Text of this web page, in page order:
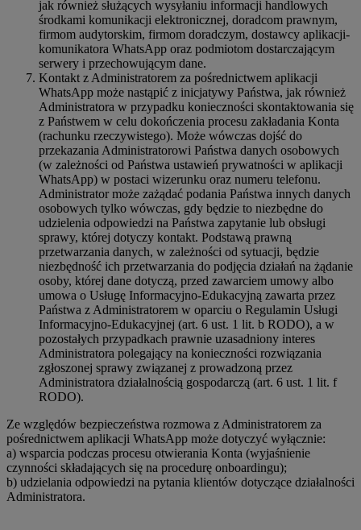
jak również służących wysyłaniu informacji handlowych
środkami komunikacji elektronicznej, doradcom prawnym,
firmom audytorskim, firmom doradczym, dostawcy aplikacji-
komunikatora WhatsApp oraz podmiotom dostarczającym
serwery i przechowującym dane.
Kontakt z Administratorem za pośrednictwem aplikacji
WhatsApp może nastąpić z inicjatywy Państwa, jak również
Administratora w przypadku konieczności skontaktowania się
z Państwem w celu dokończenia procesu zakładania Konta
(rachunku rzeczywistego). Może wówczas dojść do
przekazania Administratorowi Państwa danych osobowych
(w zależności od Państwa ustawień prywatności w aplikacji
WhatsApp) w postaci wizerunku oraz numeru telefonu.
Administrator może zażądać podania Państwa innych danych
osobowych tylko wówczas, gdy będzie to niezbędne do
udzielenia odpowiedzi na Państwa zapytanie lub obsługi
sprawy, której dotyczy kontakt. Podstawą prawną
przetwarzania danych, w zależności od sytuacji, będzie
niezbędność ich przetwarzania do podjęcia działań na żądanie
osoby, której dane dotyczą, przed zawarciem umowy albo
umowa o Usługę Informacyjno-Edukacyjną zawarta przez
Państwa z Administratorem w oparciu o Regulamin Usługi
Informacyjno-Edukacyjnej (art. 6 ust. 1 lit. b RODO), a w
pozostałych przypadkach prawnie uzasadniony interes
Administratora polegający na konieczności rozwiązania
zgłoszonej sprawy związanej z prowadzoną przez
Administratora działalnością gospodarczą (art. 6 ust. 1 lit. f
RODO).
Ze względów bezpieczeństwa rozmowa z Administratorem za
pośrednictwem aplikacji WhatsApp może dotyczyć wyłącznie:
a) wsparcia podczas procesu otwierania Konta (wyjaśnienie
czynności składających się na procedurę onboardingu);
b) udzielania odpowiedzi na pytania klientów dotyczące działalności
Administratora.